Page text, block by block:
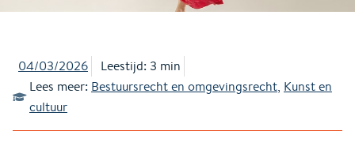
04/03/2026
Leestijd: 3 min
Lees meer: Bestuursrecht en omgevingsrecht, Kunst en
cultuur